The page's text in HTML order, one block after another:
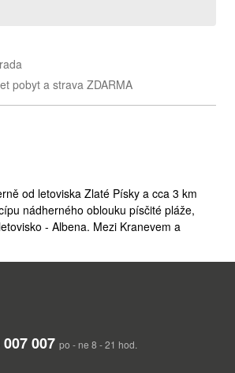
pobyt a strava ZDARMA
od letoviska Zlaté Písky a cca 3 km
nádherného oblouku písčité pláže,
- Albena. Mezi Kranevem a
007 po - ne 8 - 21 hod.